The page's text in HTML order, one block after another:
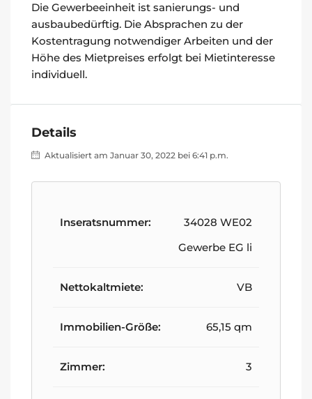
Die Gewerbeeinheit ist sanierungs- und
ausbaubedürftig. Die Absprachen zu der
Kostentragung notwendiger Arbeiten und der
Höhe des Mietpreises erfolgt bei Mietinteresse
individuell.
Details
Aktualisiert am Januar 30, 2022 bei 6:41 p.m.
Inseratsnummer:
34028 WE02
Gewerbe EG li
Nettokaltmiete: VB
Immobilien-Größe: 65,15 qm
Zimmer: 3